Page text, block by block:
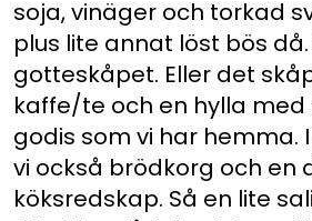
soja, vinäger och torkad
plus lite annat löst bös då.
gotteskåpet. Eller det
kaffe/te och en hylla med
godis som vi har hemma.
vi också brödkorg och en
köksredskap. Så en lite